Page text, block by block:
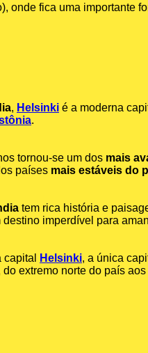
onde fica uma importante
, Helsinki é a moderna
.
tornou-se um dos mais
países mais estáveis do
tem rica história e
destino imperdível para
Helsinki, a única
extremo norte do país aos